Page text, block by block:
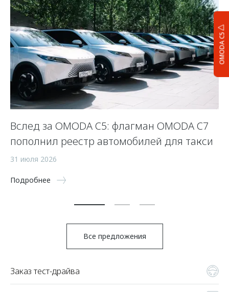
OMODA C5
Вслед за OMODA C5: флагман OMODA C7
пополнил реестр автомобилей для такси
31 июля 2026
Подробнее
Все предложения
Заказ тест-драйва